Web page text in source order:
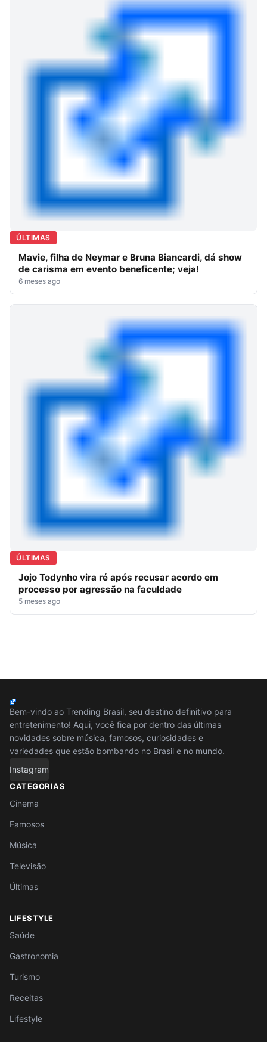
ÚLTIMAS
Mavie, filha de Neymar e Bruna Biancardi, dá show
de carisma em evento beneficente; veja!
6 meses ago
ÚLTIMAS
Jojo Todynho vira ré após recusar acordo em
processo por agressão na faculdade
5 meses ago
Bem-vindo ao Trending Brasil, seu destino definitivo para
entretenimento! Aqui, você fica por dentro das últimas
novidades sobre música, famosos, curiosidades e
variedades que estão bombando no Brasil e no mundo.
Instagram
CATEGORIAS
Cinema
Famosos
Música
Televisão
Últimas
LIFESTYLE
Saúde
Gastronomia
Turismo
Receitas
Lifestyle